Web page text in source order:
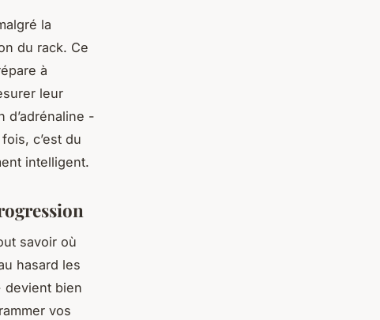
la
du rack. Ce
à
leur
d’adrénaline -
c’est du
intelligent.
savoir où
hasard les
devient bien
vos